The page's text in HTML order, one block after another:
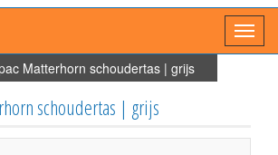
Matterhorn schoudertas | grijs
schoudertas | grijs